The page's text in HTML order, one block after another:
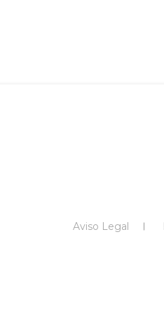
Aviso Legal